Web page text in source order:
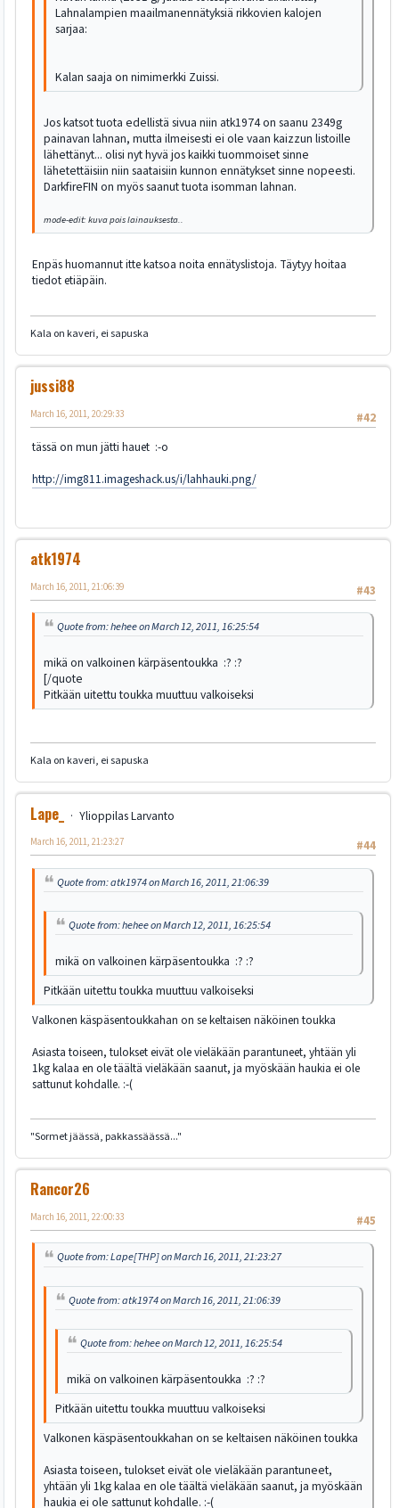
Lahnalampien maailmanennätyksiä rikkovien kalojen
sarjaa:
Kalan saaja on nimimerkki Zuissi.
Jos katsot tuota edellistä sivua niin atk1974 on saanu 2349g
painavan lahnan, mutta ilmeisesti ei ole vaan kaizzun listoille
lähettänyt... olisi nyt hyvä jos kaikki tuommoiset sinne
lähetettäisiin niin saataisiin kunnon ennätykset sinne nopeesti.
DarkfireFIN on myös saanut tuota isomman lahnan.
mode-edit: kuva pois lainauksesta..
Enpäs huomannut itte katsoa noita ennätyslistoja. Täytyy hoitaa
tiedot etiäpäin.
Kala on kaveri, ei sapuska
jussi88
#42
March 16, 2011, 20:29:33
tässä on mun jätti hauet :-o
http://img811.imageshack.us/i/lahhauki.png/
atk1974
#43
March 16, 2011, 21:06:39
Quote from: hehee on March 12, 2011, 16:25:54
mikä on valkoinen kärpäsentoukka :? :?
[/quote
Pitkään uitettu toukka muuttuu valkoiseksi
Kala on kaveri, ei sapuska
Lape_
Ylioppilas Larvanto
#44
March 16, 2011, 21:23:27
Quote from: atk1974 on March 16, 2011, 21:06:39
Quote from: hehee on March 12, 2011, 16:25:54
mikä on valkoinen kärpäsentoukka :? :?
Pitkään uitettu toukka muuttuu valkoiseksi
Valkonen käspäsentoukkahan on se keltaisen näköinen toukka
Asiasta toiseen, tulokset eivät ole vieläkään parantuneet, yhtään yli
1kg kalaa en ole täältä vieläkään saanut, ja myöskään haukia ei ole
sattunut kohdalle. :-(
"Sormet jäässä, pakkassäässä..."
Rancor26
#45
March 16, 2011, 22:00:33
Quote from: Lape[THP] on March 16, 2011, 21:23:27
Quote from: atk1974 on March 16, 2011, 21:06:39
Quote from: hehee on March 12, 2011, 16:25:54
mikä on valkoinen kärpäsentoukka :? :?
Pitkään uitettu toukka muuttuu valkoiseksi
Valkonen käspäsentoukkahan on se keltaisen näköinen toukka
Asiasta toiseen, tulokset eivät ole vieläkään parantuneet,
yhtään yli 1kg kalaa en ole täältä vieläkään saanut, ja myöskään
haukia ei ole sattunut kohdalle. :-(